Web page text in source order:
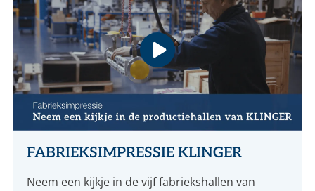
NL EN
FABRIEKSIMPRESSIE KLINGER
Neem een kijkje in de vijf fabriekshallen van